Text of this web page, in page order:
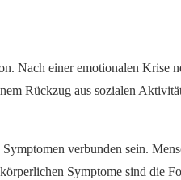
Nach einer emotionalen Krise
Rückzug aus sozialen
verbunden sein.
Symptome sind die